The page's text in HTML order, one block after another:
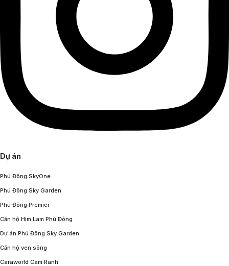
Dự án
Phú Đông SkyOne
Phú Đông Sky Garden
Phú Đông Premier
Căn hộ Him Lam Phú Đông
Dự án Phú Đông Sky Garden
Căn hộ ven sông
Caraworld Cam Ranh